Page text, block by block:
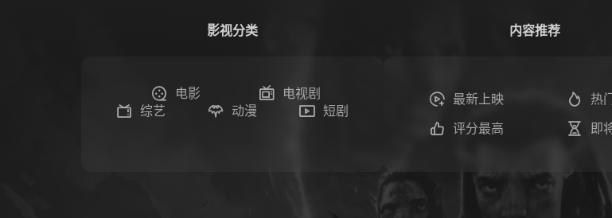
影视分类
电影
电视剧
综艺
动漫 短剧
内容推荐
最新上映 热
评分最高 即